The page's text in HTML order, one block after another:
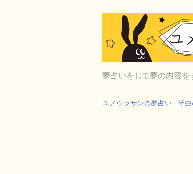
夢占いをして夢の内容を
ユメウラサンの夢占い 芋虫